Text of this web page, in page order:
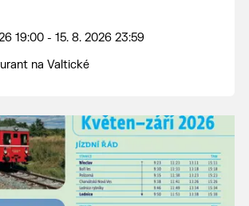
19:00 - 15. 8. 2026 23:59
na Valtické